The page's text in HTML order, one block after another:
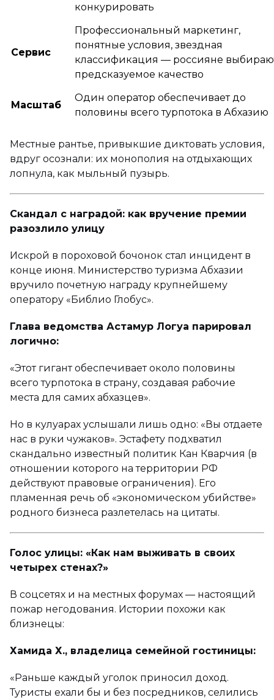
конкурировать
Сервис
Профессиональный маркетинг,
понятные условия, звездная
классификация — россияне
предсказуемое качество
Масштаб
Один оператор обеспечивает до
половины всего турпотока в Абхазию
Местные рантье, привыкшие диктовать условия,
вдруг осознали: их монополия на отдыхающих
лопнула, как мыльный пузырь.
Скандал с наградой: как вручение премии
разозлило улицу
Искрой в пороховой бочонок стал инцидент в
конце июня. Министерство туризма Абхазии
вручило почетную награду крупнейшему
оператору «Библио Глобус».
Глава ведомства Астамур Логуа парировал
логично:
«Этот гигант обеспечивает около половины
всего турпотока в страну, создавая рабочие
места для самих абхазцев».
Но в кулуарах услышали лишь одно: «Вы отдаете
нас в руки чужаков». Эстафету подхватил
скандально известный политик Кан Кварчия (в
отношении которого на территории РФ
действуют правовые ограничения). Его
пламенная речь об «экономическом убийстве»
родного бизнеса разлетелась на цитаты.
Голос улицы: «Как нам выживать в своих
четырех стенах?»
В соцсетях и на местных форумах — настоящий
пожар негодования. Истории похожи как
близнецы:
Хамида Х., владелица семейной гостиницы:
«Раньше каждый уголок приносил доход.
Туристы ехали бы и без посредников, селились